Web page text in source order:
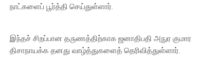
நாட்களைப் பூர்த்தி செய்துள்ளார்.
இந்தச் சிறப்பான தருணத்திற்காக ஜனாதிபதி அநுர குமார
திசாநாயக்க தனது வாழ்த்துகளைத் தெரிவித்துள்ளார்.